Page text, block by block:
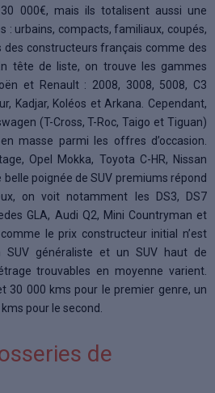
000€, mais ils totalisent aussi une
: urbains, compacts, familiaux, coupés,
des constructeurs français comme des
tête de liste, on trouve les gammes
et Renault : 2008, 3008, 5008, C3
Kadjar, Koléos et Arkana. Cependant,
(T-Cross, T-Roc, Taigo et Tiguan)
masse parmi les offres d’occasion.
Opel Mokka, Toyota C-HR, Nissan
poignée de SUV premiums répond
on voit notamment les DS3, DS7
GLA, Audi Q2, Mini Countryman et
le prix constructeur initial n’est
SUV généraliste et un SUV haut de
trouvables en moyenne varient.
30 000 kms pour le premier genre, un
pour le second.
de